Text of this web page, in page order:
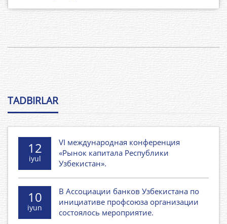
TADBIRLAR
12
iyul
VI международная конференция
«Рынок капитала Республики
Узбекистан».
10
iyun
В Ассоциации банков Узбекистана по
инициативе профсоюза организации
состоялось мероприятие.